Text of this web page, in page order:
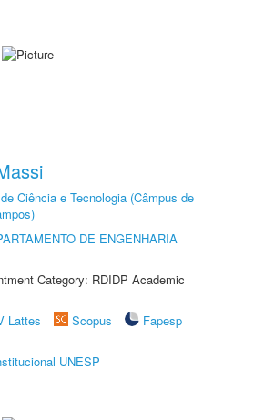
Ciência e Tecnologia (Câmpus de
DE ENGENHARIA
Category: RDIDP Academic
Lattes Scopus
Fapesp
UNESP